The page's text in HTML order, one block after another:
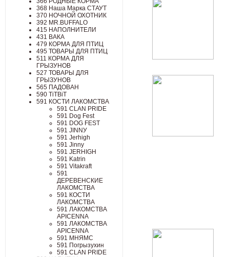
368 Наша Марка СТАУТ
370 НОЧНОЙ ОХОТНИК
392 MR.BUFFALO
415 НАПОЛНИТЕЛИ
431 ВАКА
479 КОРМА ДЛЯ ПТИЦ
495 ТОВАРЫ ДЛЯ ПТИЦ
511 КОРМА ДЛЯ
ГРЫЗУНОВ
527 ТОВАРЫ ДЛЯ
ГРЫЗУНОВ
565 ПАДОВАН
590 TiTBiT
591 КОСТИ ЛАКОМСТВА
591 CLAN PRIDE
591 Dog Fest
591 DОG FЕSТ
591 JINNУ
591 Jerhigh
591 Jinny
591 JЕRНIGН
591 Katrin
591 Vitakraft
591
ДЕРЕВЕНСКИЕ
ЛАКОМСТВА
591 КОСТИ
ЛАКОМСТВА
591 ЛАКОМСТВА
APICENNA
591 ЛАКОМСТВА
АРIСЕNNА
591 МНЯМС
591 Погрызухин
591 СLАN РRIDЕ